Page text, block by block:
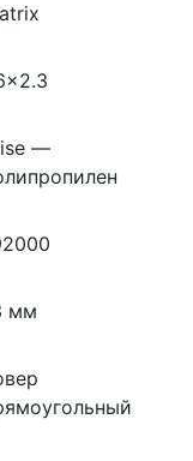
—
мм